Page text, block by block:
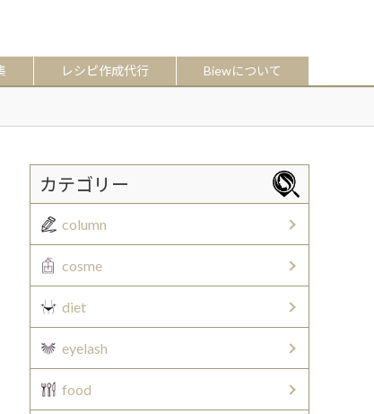
レシピ作成代行 Biewについて
カテゴリー
column
cosme
diet
eyelash
food